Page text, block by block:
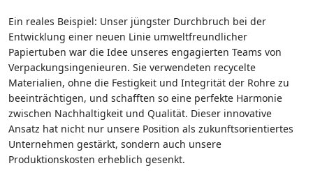
Ein reales Beispiel: Unser jüngster Durchbruch bei der
Entwicklung einer neuen Linie umweltfreundlicher
Papiertuben war die Idee unseres engagierten Teams von
Verpackungsingenieuren. Sie verwendeten recycelte
Materialien, ohne die Festigkeit und Integrität der Rohre zu
beeinträchtigen, und schafften so eine perfekte Harmonie
zwischen Nachhaltigkeit und Qualität. Dieser innovative
Ansatz hat nicht nur unsere Position als zukunftsorientiertes
Unternehmen gestärkt, sondern auch unsere
Produktionskosten erheblich gesenkt.